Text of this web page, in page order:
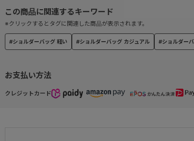
メイン内装へはペットボトル等の収納が可能なホルダーを搭載
一緒にしまった荷物と分けて収納ができます。
● ショルダーベルト
● コーティングファスナー
お支払い方法
クレジットカード
#ショルダーバッグ 軽い #ショルダーバッグ カジュアル #ショルダー
※クリックするとタグに関連した商品が表示されます。